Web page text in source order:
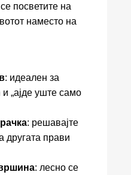
посветите на
наместо на
: идеален за
„ајде уште само
: решавајте
другата прави
: лесно се